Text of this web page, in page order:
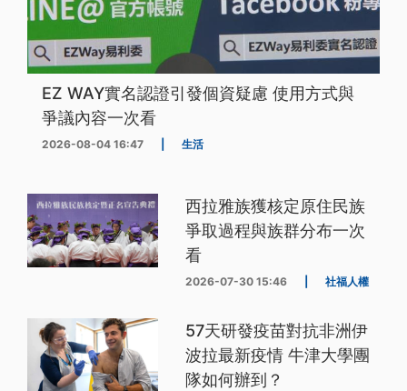
EZ WAY實名認證引發個資疑慮 使用方式與
爭議內容一次看
2026-08-04 16:47 生活
西拉雅族獲核定原住民族
爭取過程與族群分布一次
看
2026-07-30 15:46 社福人權
57天研發疫苗對抗非洲伊
波拉最新疫情 牛津大學團
隊如何辦到？